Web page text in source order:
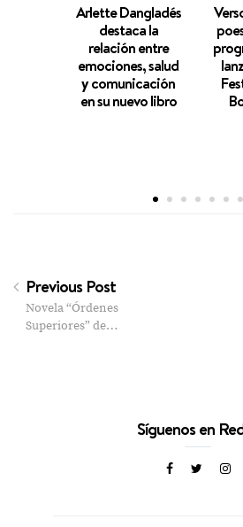
Arlette Dangladés
destaca la
relación entre
emociones, salud
y comunicación
en su nuevo libro
Previous Post
Novela “Órdenes
Superiores” de…
Síguenos en